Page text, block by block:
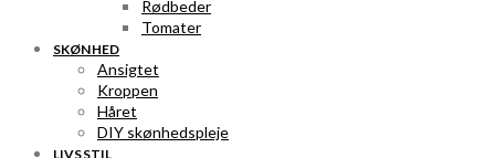
Rødbeder
Tomater
SKØNHED
Ansigtet
Kroppen
Håret
DIY skønhedspleje
LIVSSTIL